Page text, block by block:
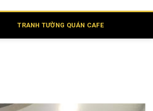
TRANH TƯỜNG QUÁN CAFE